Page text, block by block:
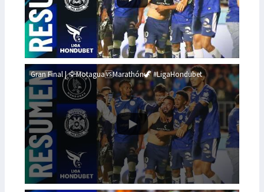
Gran Final | 🦅Motagua🆚Marathón🦖 #LigaHondubet